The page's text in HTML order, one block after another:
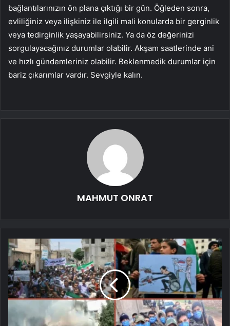
bağlantılarınızın ön plana çıktığı bir gün. Öğleden sonra,
evliliğiniz veya ilişkiniz ile ilgili mali konularda bir gerginlik
veya tedirginlik yaşayabilirsiniz. Ya da öz değerinizi
sorgulayacağınız durumlar olabilir. Akşam saatlerinde ani
ve hızlı gündemleriniz olabilir. Beklenmedik durumlar için
bariz çıkarımlar vardır. Sevgiyle kalın.
MAHMUT ONRAT